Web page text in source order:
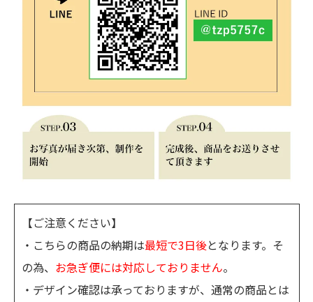
【ご注意ください】
・こちらの商品の納期は最短で3日後となります。そ
の為、 お急ぎ便には対応しておりません。
・デザイン確認は承っておりますが、通常の商品とは